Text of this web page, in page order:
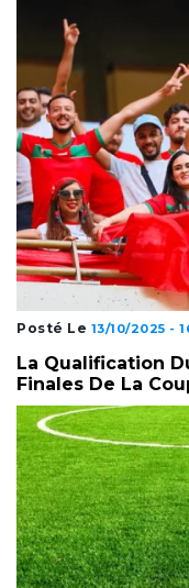
Posté Le 13/10/2025 -
La Qualification
Finales De La